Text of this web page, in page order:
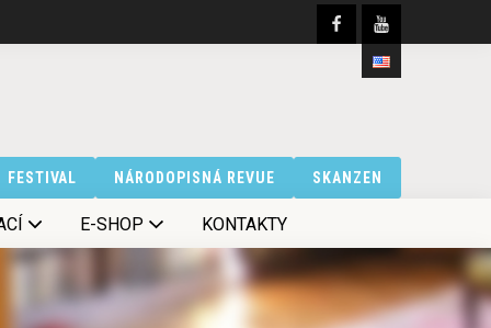
FESTIVAL NÁRODOPISNÁ REVUE SKANZEN
E-SHOP KONTAKTY